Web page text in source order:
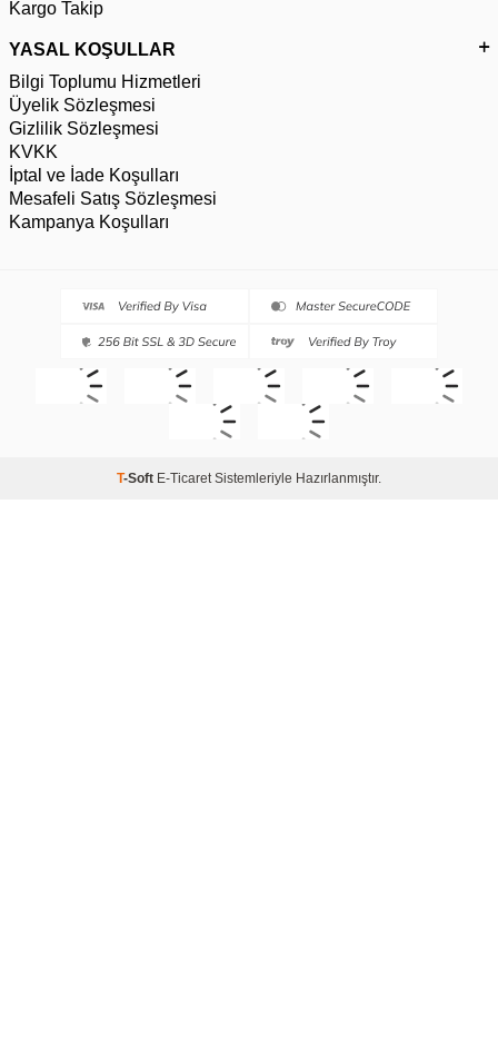
Kargo Takip
YASAL KOŞULLAR
Bilgi Toplumu Hizmetleri
Üyelik Sözleşmesi
Gizlilik Sözleşmesi
KVKK
İptal ve İade Koşulları
Mesafeli Satış Sözleşmesi
Kampanya Koşulları
T-Soft E-Ticaret Sistemleriyle Hazırlanmıştır.